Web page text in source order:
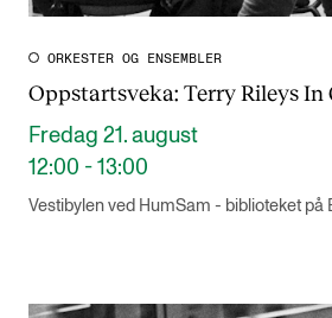
IN.TUNE
ORKESTER OG ENSEMBLER
Oppstartsveka: Terry Rileys In
Fredag 21. august
12:00 - 13:00
Vestibylen ved HumSam - biblioteket på